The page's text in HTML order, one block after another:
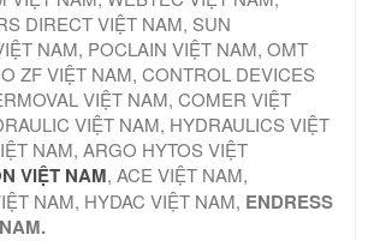
DIRECT VIỆT NAM, SUN
NAM, POCLAIN VIỆT NAM, OMT
ZF VIỆT NAM, CONTROL DEVICES
VIỆT NAM, COMER VIỆT
VIỆT NAM, HYDRAULICS VIỆT
NAM, ARGO HYTOS VIỆT
VIỆT NAM, ACE VIỆT NAM,
NAM, HYDAC VIỆT NAM, ENDRESS